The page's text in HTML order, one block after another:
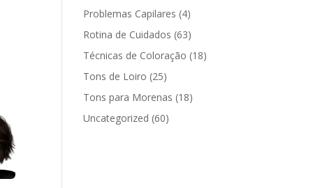
Problemas Capilares (4)
Rotina de Cuidados (63)
Técnicas de Coloração (18)
Tons de Loiro (25)
Tons para Morenas (18)
Uncategorized (60)